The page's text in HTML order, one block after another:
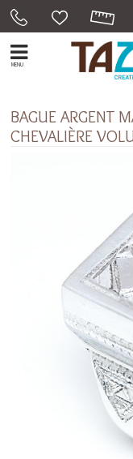
MENU
BAGUE ARGENT
CHEVALIÈRE